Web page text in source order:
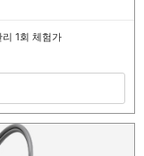
1회 체험가
토글